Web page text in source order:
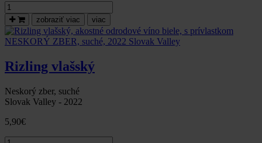
množstvo
Rulandské
biele,
neskorý
zber,
suché,2022,Slovak
Valley
zobraziť viac viac
Rizling vlašský
Neskorý zber, suché
Slovak Valley - 2022
5,90€